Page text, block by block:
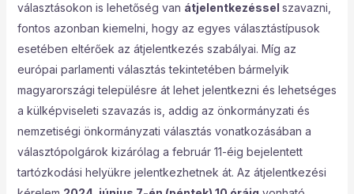
választásokon is lehetőség van átjelentkezéssel szavazni,
fontos azonban kiemelni, hogy az egyes választástípusok
esetében eltérőek az átjelentkezés szabályai. Míg az
európai parlamenti választás tekintetében bármelyik
magyarországi településre át lehet jelentkezni és lehetséges
a külképviseleti szavazás is, addig az önkormányzati és
nemzetiségi önkormányzati választás vonatkozásában a
választópolgárok kizárólag a február 11-éig bejelentett
tartózkodási helyükre jelentkezhetnek át. Az átjelentkezési